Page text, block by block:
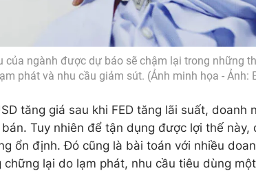
của ngành được dự báo sẽ chậm lại trong những
phát và nhu cầu giảm sút. (Ảnh minh họa - Ảnh:
tăng giá sau khi FED tăng lãi suất, doanh
Tuy nhiên để tận dụng được lợi thế này,
ổn định. Đó cũng là bài toán với nhiều
lại do lạm phát, nhu cầu tiêu dùng